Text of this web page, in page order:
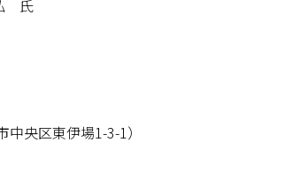
ープ 専門官 山口
央区東伊場1-3-1）